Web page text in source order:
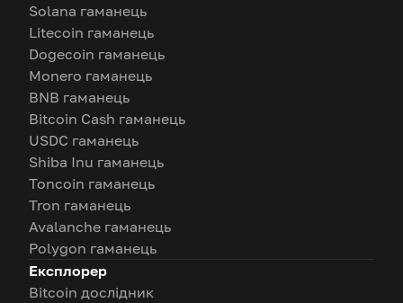
Solana гаманець
Litecoin гаманець
Dogecoin гаманець
Monero гаманець
BNB гаманець
Bitcoin Cash гаманець
USDC гаманець
Shiba Inu гаманець
Toncoin гаманець
Tron гаманець
Avalanche гаманець
Polygon гаманець
Експлорер
Bitcoin дослідник